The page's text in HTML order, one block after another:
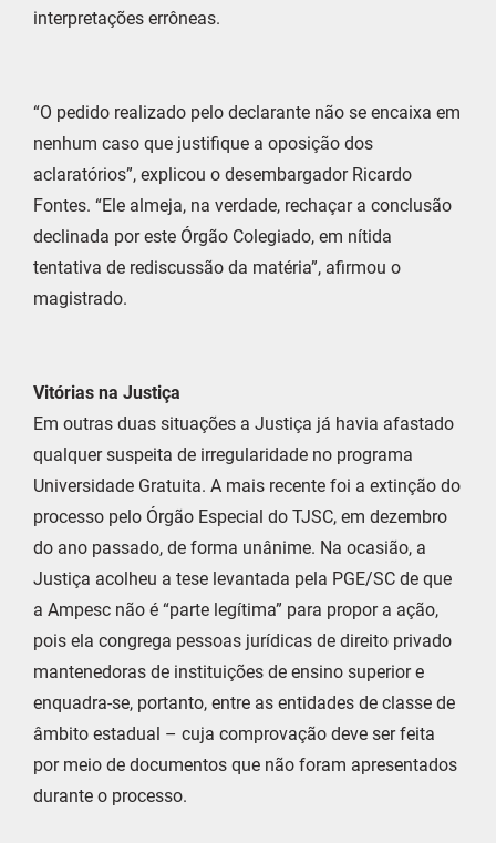
interpretações errôneas.
“O pedido realizado pelo declarante não se encaixa em
nenhum caso que justifique a oposição dos
aclaratórios”, explicou o desembargador Ricardo
Fontes. “Ele almeja, na verdade, rechaçar a conclusão
declinada por este Órgão Colegiado, em nítida
tentativa de rediscussão da matéria”, afirmou o
magistrado.
Vitórias na Justiça
Em outras duas situações a Justiça já havia afastado
qualquer suspeita de irregularidade no programa
Universidade Gratuita. A mais recente foi a extinção do
processo pelo Órgão Especial do TJSC, em dezembro
do ano passado, de forma unânime. Na ocasião, a
Justiça acolheu a tese levantada pela PGE/SC de que
a Ampesc não é “parte legítima” para propor a ação,
pois ela congrega pessoas jurídicas de direito privado
mantenedoras de instituições de ensino superior e
enquadra-se, portanto, entre as entidades de classe de
âmbito estadual – cuja comprovação deve ser feita
por meio de documentos que não foram apresentados
durante o processo.